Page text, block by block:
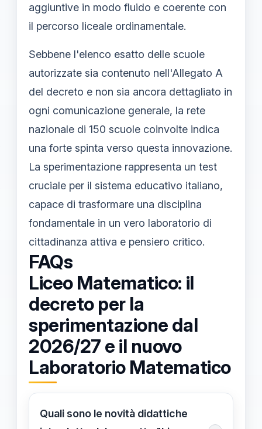
aggiuntive in modo fluido e coerente con
il percorso liceale ordinamentale.
Sebbene l'elenco esatto delle scuole
autorizzate sia contenuto nell'Allegato A
del decreto e non sia ancora dettagliato in
ogni comunicazione generale, la rete
nazionale di 150 scuole coinvolte indica
una forte spinta verso questa innovazione.
La sperimentazione rappresenta un test
cruciale per il sistema educativo italiano,
capace di trasformare una disciplina
fondamentale in un vero laboratorio di
cittadinanza attiva e pensiero critico.
FAQs
Liceo Matematico: il
decreto per la
sperimentazione dal
2026/27 e il nuovo
Laboratorio Matematico
Quali sono le novità didattiche